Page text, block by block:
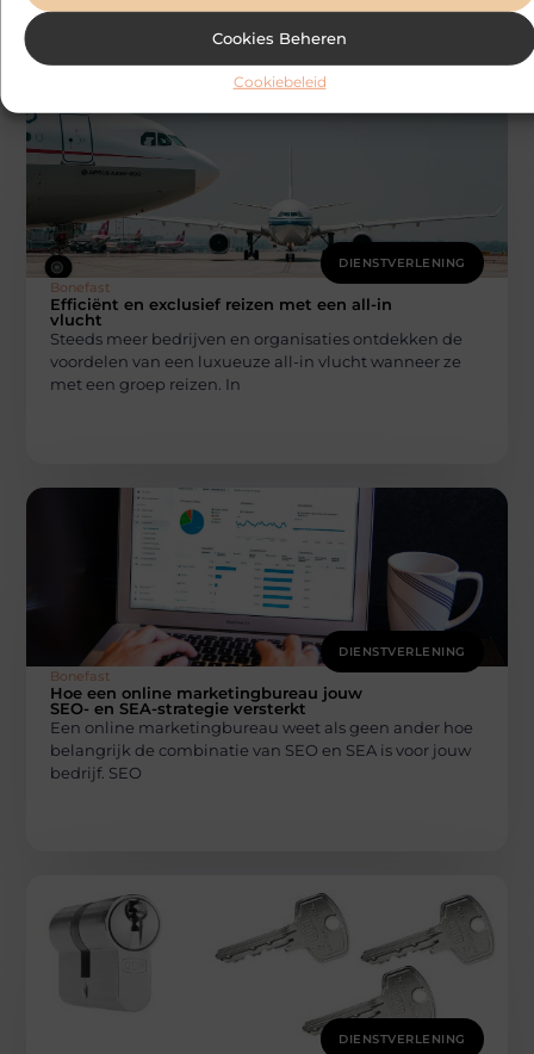
Cookies Beheren
Cookiebeleid
DIENSTVERLENING
Bonefast
Efficiënt en exclusief reizen met een all-in
vlucht
Steeds meer bedrijven en organisaties ontdekken de
voordelen van een luxueuze all-in vlucht wanneer ze
met een groep reizen. In
DIENSTVERLENING
Bonefast
Hoe een online marketingbureau jouw
SEO- en SEA-strategie versterkt
Een online marketingbureau weet als geen ander hoe
belangrijk de combinatie van SEO en SEA is voor jouw
bedrijf. SEO
DIENSTVERLENING